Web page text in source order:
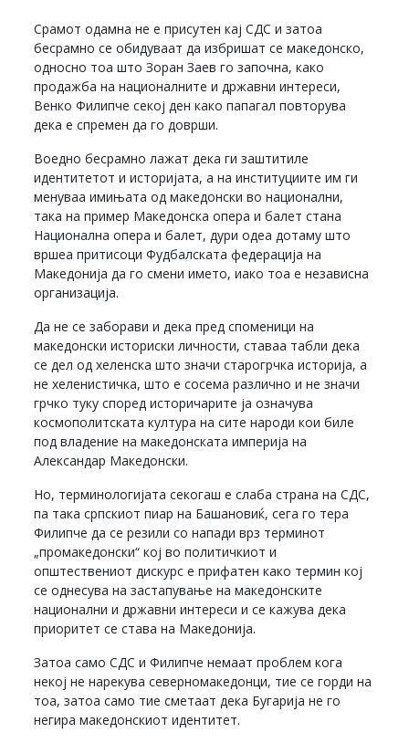
Срамот одамна не е присутен кај СДС и затоа
бесрамно се обидуваат да избришат се македонско,
односно тоа што Зоран Заев го започна, како
продажба на националните и државни интереси,
Венко Филипче секој ден како папагал повторува
дека е спремен да го доврши.
Воедно бесрамно лажат дека ги заштитиле
идентитетот и историјата, а на институциите им ги
менуваа имињата од македонски во национални,
така на пример Македонска опера и балет стана
Национална опера и балет, дури одеа дотаму што
вршеа притисоци Фудбалската федерација на
Македонија да го смени името, иако тоа е независна
организација.
Да не се заборави и дека пред споменици на
македонски историски личности, ставаа табли дека
се дел од хеленска што значи старогрчка историја, а
не хеленистичка, што е сосема различно и не значи
грчко туку според историчарите ја означува
космополитската култура на сите народи кои биле
под владение на македонската империја на
Александар Македонски.
Но, терминологијата секогаш е слаба страна на СДС,
па така српскиот пиар на Башановиќ, сега го тера
Филипче да се резили со напади врз терминот
„промакедонски“ кој во политичкиот и
општествениот дискурс е прифатен како термин кој
се однесува на застапување на македонските
национални и државни интереси и се кажува дека
приоритет се става на Македонија.
Затоа само СДС и Филипче немаат проблем кога
некој не нарекува северномакедонци, тие се горди на
тоа, затоа само тие сметаат дека Бугарија не го
негира македонскиот идентитет.